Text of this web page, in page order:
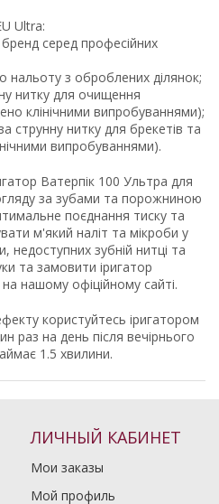
Ultra:
серед професійних
нальоту з оброблених ділянок;
нитку для очищення
клінічними випробуваннями);
струнну нитку для брекетів та
випробуваннями).
Ватерпік 100 Ультра для
за зубами та порожниною
поєднання тиску та
м'який наліт та мікроби у
недоступних зубній нитці та
та замовити іригатор
нашому офіційному сайті.
користуйтесь іригатором
раз на день після вечірнього
1.5 хвилини.
ЛИЧНЫЙ КАБИНЕТ
Мои заказы
Мой профиль